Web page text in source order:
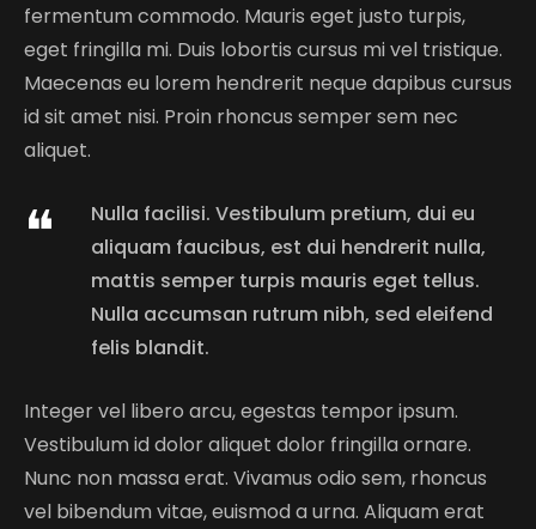
fermentum commodo. Mauris eget justo turpis,
eget fringilla mi. Duis lobortis cursus mi vel tristique.
Maecenas eu lorem hendrerit neque dapibus cursus
id sit amet nisi. Proin rhoncus semper sem nec
aliquet.
Nulla facilisi. Vestibulum pretium, dui eu
aliquam faucibus, est dui hendrerit nulla,
mattis semper turpis mauris eget tellus.
Nulla accumsan rutrum nibh, sed eleifend
felis blandit.
Integer vel libero arcu, egestas tempor ipsum.
Vestibulum id dolor aliquet dolor fringilla ornare.
Nunc non massa erat. Vivamus odio sem, rhoncus
vel bibendum vitae, euismod a urna. Aliquam erat